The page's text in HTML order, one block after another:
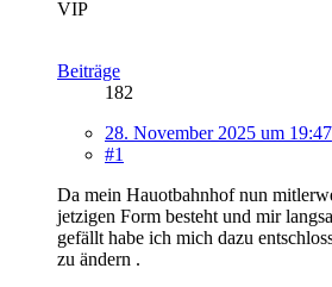
VIP
Beiträge
182
28. November 2025 um 19:47
#1
Da mein Hauotbahnhof nun
jetzigen Form besteht und mir
gefällt habe ich mich dazu
zu ändern .